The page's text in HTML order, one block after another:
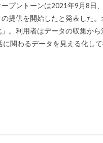
プントーンは2021年9月8日
提供を開始したと発表した
。利用者はデータの収集か
関わるデータを見える化し